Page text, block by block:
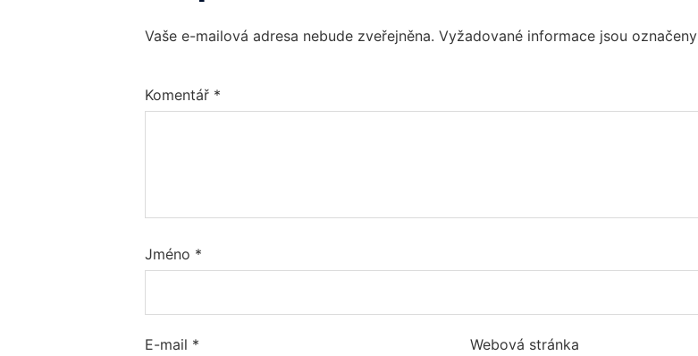
Vaše e-mailová adresa nebude zveřejněna. Vyžadované informace jsou označeny
Komentář *
Jméno *
E-mail * Webová stránka